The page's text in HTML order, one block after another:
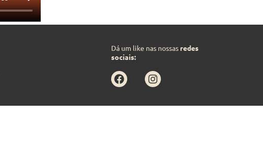
Dá um like nas nossas redes
sociais: